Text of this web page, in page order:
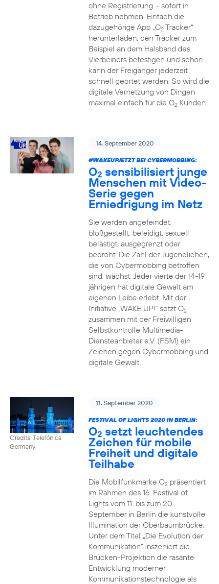
ohne Registrierung – sofort in
Betrieb nehmen. Einfach die
dazugehörige App „O2Tracker“
herunterladen, den Tracker zum
Beispiel an dem Halsband des
Vierbeiners befestigen und schon
kann der Freigänger jederzeit
schnell geortet werden. So wird die
digitale Vernetzung von Dingen
maximal einfach für die O2Kunden.
14. September 2020
#WAKEUPJETZT BEI CYBERMOBBING:
O2 sensibilisiert junge
Menschen mit Video-
Serie gegen
Erniedrigung im Netz
Sie werden angefeindet,
bloßgestellt, beleidigt, sexuell
belästigt, ausgegrenzt oder
bedroht: Die Zahl der Jugendlichen,
die von Cybermobbing betroffen
sind, wächst: Jeder vierte der 14-19
jährigen hat digitale Gewalt am
eigenen Leibe erlebt. Mit der
Initiative „WAKE UP!“ setzt O2
zusammen mit der Freiwilligen
Selbstkontrolle Multimedia-
Diensteanbieter e.V. (FSM) ein
Zeichen gegen Cybermobbing und
digitale Gewalt.
Credits: Telefónica
Germany
11. September 2020
FESTIVAL OF LIGHTS 2020 IN BERLIN:
O2 setzt leuchtendes
Zeichen für mobile
Freiheit und digitale
Teilhabe
Die Mobilfunkmarke O2präsentiert
im Rahmen des 16. Festival of
Lights vom 11. bis zum 20.
September in Berlin die kunstvolle
Illumination der Oberbaumbrücke.
Unter dem Titel „Die Evolution der
Kommunikation“ inszeniert die
Brücken-Projektion die rasante
Entwicklung moderner
Kommunikationstechnologie als